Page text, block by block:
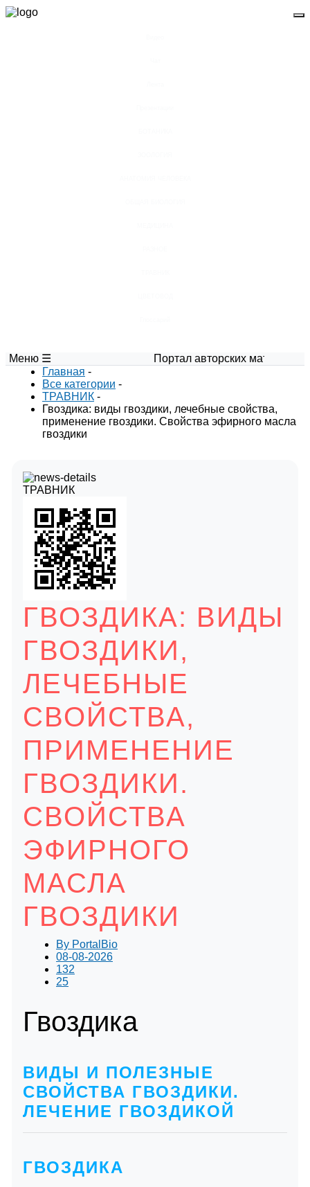
Меню ☰
Портал авторских материалов по
Главная -
Все категории -
ТРАВНИК -
Гвоздика: виды гвоздики, лечебные свойства,
применение гвоздики. Свойства эфирного масла
гвоздики
ТРАВНИК
ГВОЗДИКА: ВИДЫ
ГВОЗДИКИ,
ЛЕЧЕБНЫЕ
СВОЙСТВА,
ПРИМЕНЕНИЕ
ГВОЗДИКИ.
СВОЙСТВА
ЭФИРНОГО
МАСЛА
ГВОЗДИКИ
By PortalBio
08-08-2026
132
25
Гвоздика
ВИДЫ И ПОЛЕЗНЫЕ
СВОЙСТВА ГВОЗДИКИ.
ЛЕЧЕНИЕ ГВОЗДИКОЙ
ГВОЗДИКА